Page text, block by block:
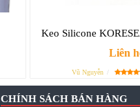
Keo Silicone
Liên
Vũ Nguyễn
CHÍNH SÁCH BÁN HÀNG